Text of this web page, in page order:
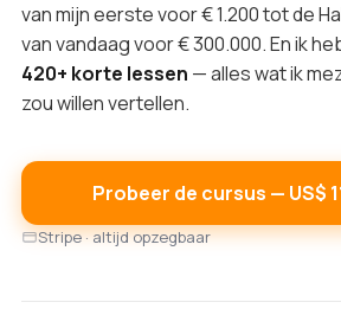
van mijn eerste voor € 1.200 tot de
van vandaag voor € 300.000. En ik
420+ korte lessen — alles wat ik
zou willen vertellen.
Probeer de cursus — US$
Stripe · altijd opzegbaar